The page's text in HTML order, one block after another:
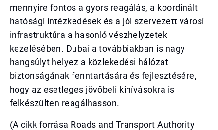
mennyire fontos a gyors reagálás, a koordinált
hatósági intézkedések és a jól szervezett városi
infrastruktúra a hasonló vészhelyzetek
kezelésében. Dubai a továbbiakban is nagy
hangsúlyt helyez a közlekedési hálózat
biztonságának fenntartására és fejlesztésére,
hogy az esetleges jövőbeli kihívásokra is
felkészülten reagálhasson.
(A cikk forrása Roads and Transport Authority